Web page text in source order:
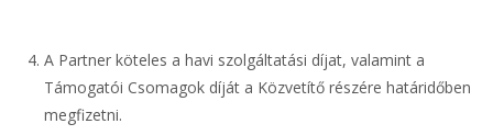
A Partner köteles a havi szolgáltatási díjat, valamint a
Támogatói Csomagok díját a Közvetítő részére határidőben
megfizetni.